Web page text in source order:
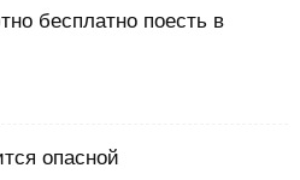
бесплатно поесть в
опасной